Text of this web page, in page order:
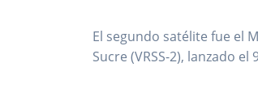
El segundo satélite fue el
Sucre (VRSS-2), lanzado